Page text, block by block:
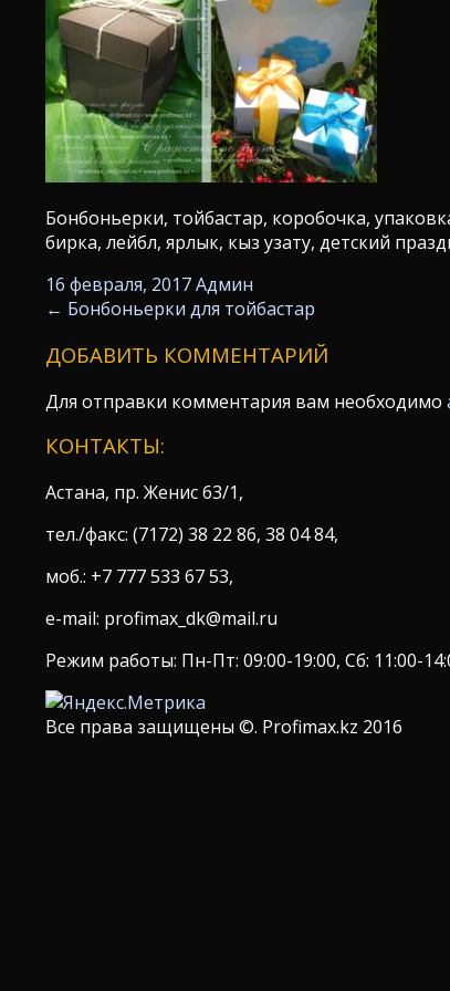
Бонбоньерки, тойбастар, коробочка,
бирка, лейбл, ярлык, кыз узату, детский
16 февраля, 2017Админ
← Бонбоньерки для тойбастар
ДОБАВИТЬ КОММЕНТАРИЙ
Для отправки комментария вам необходимо
КОНТАКТЫ:
Астана, пр. Женис 63/1,
тел./факс: (7172) 38 22 86, 38 04 84,
моб.: +7 777 533 67 53,
e-mail: profimax_dk@mail.ru
Режим работы: Пн-Пт: 09:00-19:00, Сб: 11:00-
Все права защищены ©. Profimax.kz 2016